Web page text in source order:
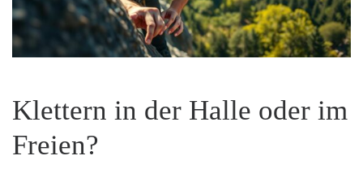
Klettern in der Halle oder im
Freien?